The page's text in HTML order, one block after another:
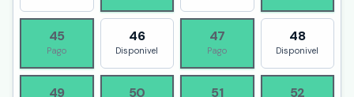
45
Pago
46
Disponivel
47
Pago
48
Disponivel
49 50 51 52